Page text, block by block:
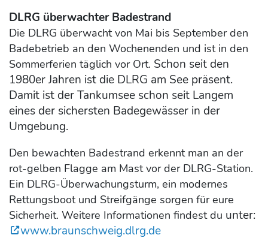
DLRG überwachter Badestrand
Die DLRG überwacht von Mai bis September den
Badebetrieb an den Wochenenden und ist in den
Sommerferien täglich vor Ort. Schon seit den
1980er Jahren ist die DLRG am See präsent.
Damit ist der Tankumsee schon seit Langem
eines der sichersten Badegewässer in der
Umgebung.
Den bewachten Badestrand erkennt man an der
rot-gelben Flagge am Mast vor der DLRG-Station.
Ein DLRG-Überwachungsturm, ein modernes
Rettungsboot und Streifgänge sorgen für eure
Sicherheit. Weitere Informationen findest du unter:
www.braunschweig.dlrg.de